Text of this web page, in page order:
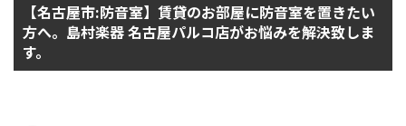
【名古屋市:防音室】賃貸のお部屋に防音室を置きたい
方へ。島村楽器 名古屋パルコ店がお悩みを解決致しま
す。